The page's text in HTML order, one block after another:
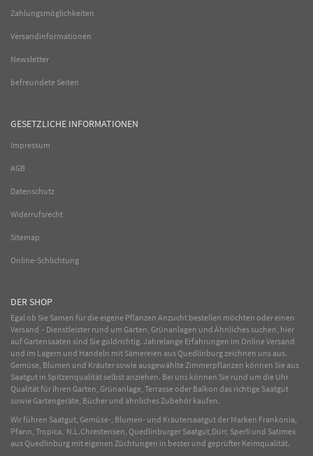
Zahlungsmöglichkeiten
Versandinformationen
Newsletter
befreundete Seiten
GESETZLICHE INFORMATIONEN
Impressum
AGB
Datenschutz
Widerrufsrecht
Sitemap
Online-Schlichtung
DER SHOP
Egal ob Sie Samen für die eigene Pflanzen Anzucht bestellen möchten oder einen
Versand - Dienstleister rund um Garten, Grünanlagen und Ähnliches suchen, hier
auf Gartensaaten sind Sie goldrichtig. Jahrelange Erfahrungen im OnlineVersand
und im Lagern und Handeln mit Sämereien aus Quedlinburg zeichnen uns aus.
Gemüse, Blumen und Kräuter sowie ausgewählteZimmerpflanzen können Sie aus
Saatgut in Spitzenqualität selbst anziehen. Bei uns können Sie rund um die Uhr
Qualität für Ihren Garten, Grünanlage, Terrasse oder Balkon das richtige Saatgut
sowie Gartengeräte, Bücher und ähnliches Zubehör kaufen.
Wir führen Saatgut, Gemüse-, Blumen- und Kräutersaatgut der Marken Frankonia,
Pfann, Tropica, N.L.Chrestensen, Quedlinburger Saatgut,Dürr, Sperli und Satimex
aus Quedlinburg mit eigenen Züchtungen in bester und geprüfter Keimqualität.